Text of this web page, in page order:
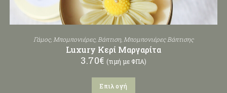
Γάμος, Μπομπονιέρες, Βάπτιση Μπομπονιέρες Βάπτισης
Luxury Κερί Μαργαρίτα
3.70€ (τιμή με ΦΠΑ)
Επιλογή